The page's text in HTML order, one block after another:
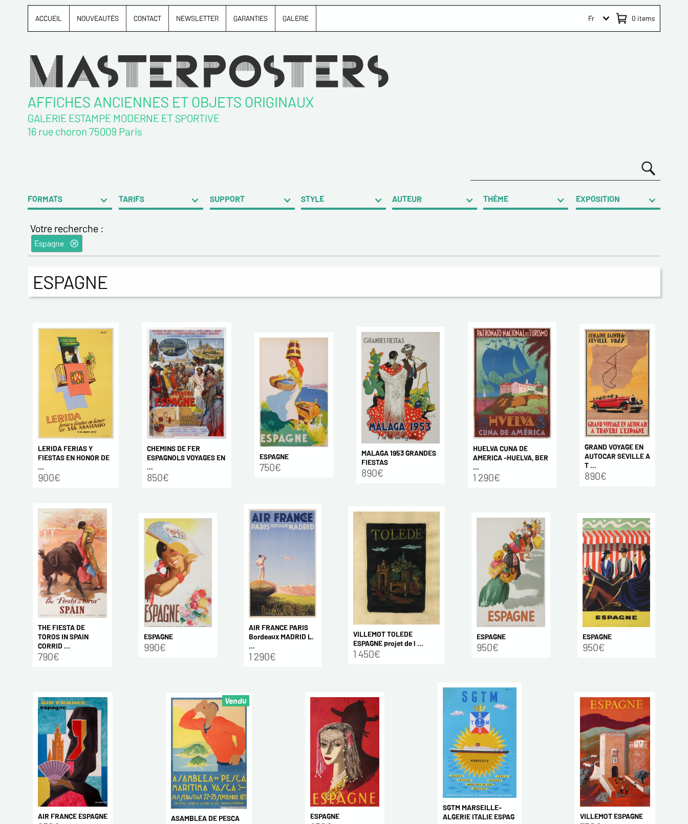
ACCUEIL NOUVEAUTÉS CONTACT NEWSLETTER GARANTIES GALERIE 0 items
Fr
AFFICHES ANCIENNES ET OBJETS ORIGINAUX
GALERIE ESTAMPE MODERNE ET SPORTIVE
16 rue choron 75009 Paris
FORMATS TARIFS SUPPORT STYLE AUTEUR THÈME EXPOSITION
Votre recherche :
Espagne
ESPAGNE
LERIDA FERIAS Y
FIESTAS EN HONOR DE
...
900€
CHEMINS DE FER
ESPAGNOLS VOYAGES EN
...
850€
ESPAGNE
750€
MALAGA 1953 GRANDES
FIESTAS
890€
HUELVA CUNA DE
AMERICA -HUELVA, BER
...
1 290€
GRAND VOYAGE EN
AUTOCAR SEVILLE A
T ...
890€
THE FIESTA DE
TOROS IN SPAIN
CORRID ...
790€
ESPAGNE
990€
AIR FRANCE PARIS
Bordeaux MADRID L.
...
1 290€
VILLEMOT TOLEDE
ESPAGNE projet de l ...
1 450€
ESPAGNE
950€
ESPAGNE
950€
AIR FRANCE ESPAGNE
ASAMBLEA DE PESCA
Vendu
ESPAGNE
SGTM MARSEILLE-
ALGERIE ITALIE ESPAG
VILLEMOT ESPAGNE